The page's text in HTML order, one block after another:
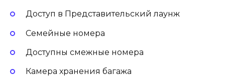
Доступ в Представительский лаунж
Семейные номера
Доступны смежные номера
Камера хранения багажа